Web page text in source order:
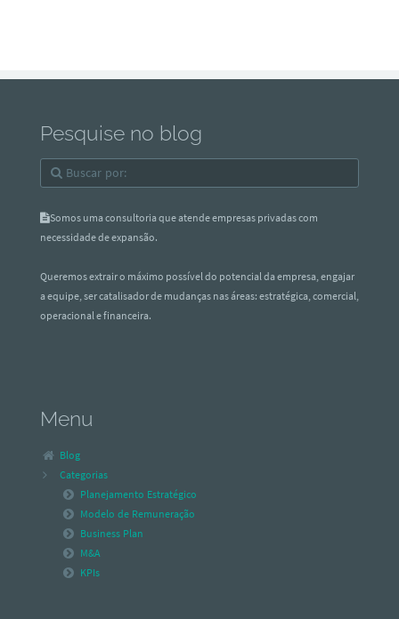
Pesquise no blog
Somos uma consultoria que atende empresas privadas com
necessidade de expansão.
Queremos extrair o máximo possível do potencial da empresa, engajar
a equipe, ser catalisador de mudanças nas áreas: estratégica, comercial,
operacional e financeira.
Menu
Blog
Categorias
Planejamento Estratégico
Modelo de Remuneração
Business Plan
M&A
KPIs